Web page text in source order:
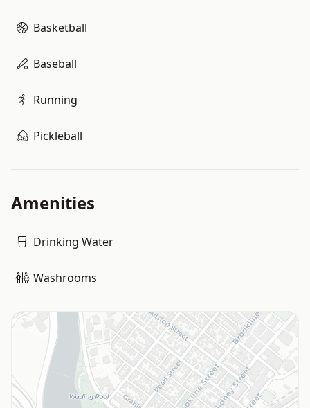
Basketball
Baseball
Running
Pickleball
Amenities
Drinking Water
Washrooms